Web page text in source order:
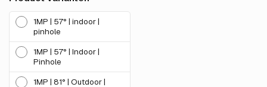
1MP | 57° | indoor |
pinhole
1MP | 57° | Indoor |
Pinhole
1MP | 81° | Outdoor |